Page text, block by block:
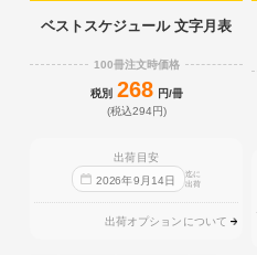
ベストスケジュール 文字月表
100冊注文時価格
税別 268 円/冊
(税込294円)
出荷目安
2026年9 月 14日
迄に
出荷
出荷オプションについて